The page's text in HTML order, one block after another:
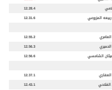
12.28.4
المزروعي 12.31.6
12.55.2
12.56.3
الشامسي 12.56.6
12.37.1
12.43.1